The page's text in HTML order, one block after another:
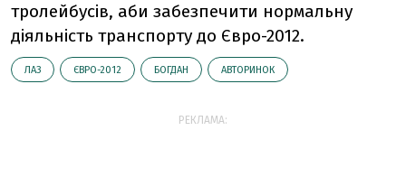
тролейбусів, аби забезпечити нормальну
діяльність транспорту до Євро-2012.
ЛАЗ ЄВРО-2012 БОГДАН АВТОРИНОК
РЕКЛАМА: